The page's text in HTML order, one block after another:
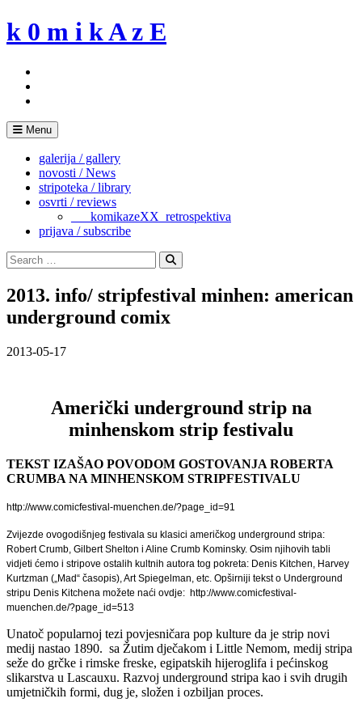
Skip
to
k 0 m i k A z E
Menu
galerija / gallery
novosti / News
stripoteka / library
osvrti / reviews
___komikazeXX_retrospektiva
prijava / subscribe
Search
for:
Search
2013. info/ stripfestival minhen: american
underground comix
2013-05-17
Američki underground strip na
minhenskom strip festivalu
TEKST IZAŠAO POVODOM GOSTOVANJA ROBERTA
CRUMBA NA MINHENSKOM STRIPFESTIVALU
http://www.comicfestival-muenchen.de/?page_id=91
Zvijezde ovogodišnjeg festivala su klasici američkog underground stripa:
Robert Crumb, Gilbert Shelton i Aline Crumb Kominsky. Osim njihovih tabli
vidjeti ćemo i stripove ostalih kultnih autora tog pokreta: Denis Kitchen, Harvey
Kurtzman („Mad“ časopis), Art Spiegelman, etc. Opširniji tekst o Underground
stripu Denis Kitchena možete naći ovdje: http://www.comicfestival-
muenchen.de/?page_id=513
Unatoč popularnoj tezi povjesničara pop kulture da je strip novi
medij nastao 1890. sa Žutim dječakom i Little Nemom, medij stripa
seže do grčke i rimske freske, egipatskih hijeroglifa i pećinskog
slikarstva u Lascauxu. Razvoj underground stripa kao i svih drugih
umjetničkih formi, dug je, složen i ozbiljan proces.